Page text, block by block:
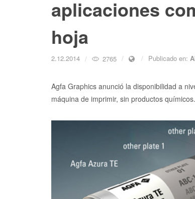
aplicaciones
hoja
2.12.2014 2765 Publicado en:
Agfa Graphics anunció la disponibilidad a
máquina de imprimir, sin productos químicos.